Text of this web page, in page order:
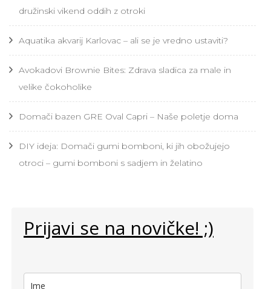
družinski vikend oddih z otroki
Aquatika akvarij Karlovac – ali se je vredno ustaviti?
Avokadovi Brownie Bites: Zdrava sladica za male in
velike čokoholike
Domači bazen GRE Oval Capri – Naše poletje doma
DIY ideja: Domači gumi bomboni, ki jih obožujejo
otroci – gumi bomboni s sadjem in želatino
Prijavi se na novičke! ;)